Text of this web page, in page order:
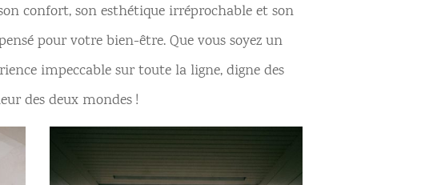
confort, son esthétique irréprochable et son
pour votre bien-être. Que vous soyez un
impeccable sur toute la ligne, digne des
des deux mondes !